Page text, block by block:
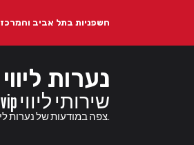
חשפניות בתל אביב והמרכז
נערות ליווי
go-go.vip שירותי ליווי
נערות ליווי סקסיות להזמנה בכל הארץ באתר go-go.vip - צפה במודעות של נערות ליווי חדשות בישראל של בחורות סקסיות ומפנקות שמחכות להגיע אליך.